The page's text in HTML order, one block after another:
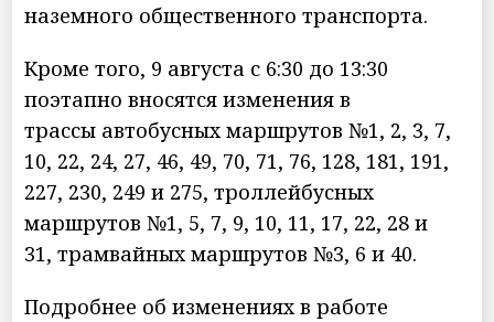
наземного общественного транспорта.
Кроме того, 9 августа с 6:30 до 13:30
поэтапно вносятся изменения в
трассы автобусных маршрутов №1, 2, 3, 7,
10, 22, 24, 27, 46, 49, 70, 71, 76, 128, 181, 191,
227, 230, 249 и 275, троллейбусных
маршрутов №1, 5, 7, 9, 10, 11, 17, 22, 28 и
31, трамвайных маршрутов №3, 6 и 40.
Подробнее об изменениях в работе